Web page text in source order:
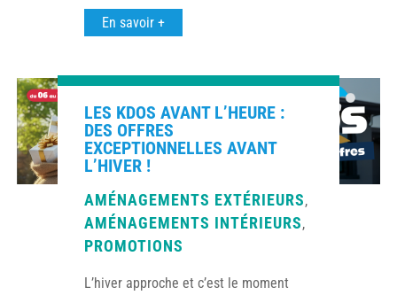
En savoir +
LES KDOS AVANT L’HEURE :
DES OFFRES
EXCEPTIONNELLES AVANT
L’HIVER !
AMÉNAGEMENTS EXTÉRIEURS,
AMÉNAGEMENTS INTÉRIEURS,
PROMOTIONS
L’hiver approche et c’est le moment